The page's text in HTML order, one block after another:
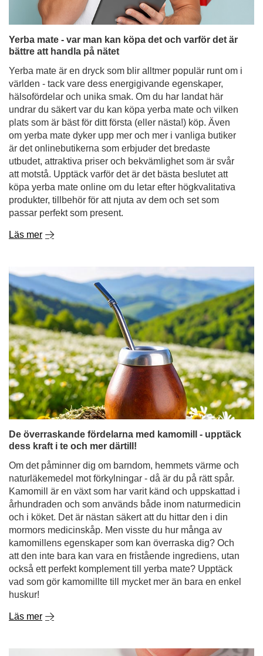
Yerba mate är en dryck som blir alltmer populär runt om i
världen - tack vare dess energigivande egenskaper,
undrar du säkert var du kan köpa yerba mate och vilken
plats som är bäst för ditt första (eller nästa!) köp. Även
om yerba mate dyker upp mer och mer i vanliga butiker
är det onlinebutikerna som erbjuder det bredaste
utbudet, attraktiva priser och bekvämlighet som är svår
att motstå. Upptäck varför det är det bästa beslutet att
köpa yerba mate online om du letar efter högkvalitativa
produkter, tillbehör för att njuta av dem och set som
passar perfekt som present.
Läs mer
De överraskande fördelarna med kamomill - upptäck
dess kraft i te och mer därtill!
Om det påminner dig om barndom, hemmets värme och
naturläkemedel mot förkylningar - då är du på rätt spår.
århundraden och som används både inom naturmedicin
och i köket. Det är nästan säkert att du hittar den i din
mormors medicinskåp. Men visste du hur många av
kamomillens egenskaper som kan överraska dig? Och
att den inte bara kan vara en fristående ingrediens, utan
också ett perfekt komplement till yerba mate? Upptäck
vad som gör kamomillte till mycket mer än bara en enkel
huskur!
Läs mer